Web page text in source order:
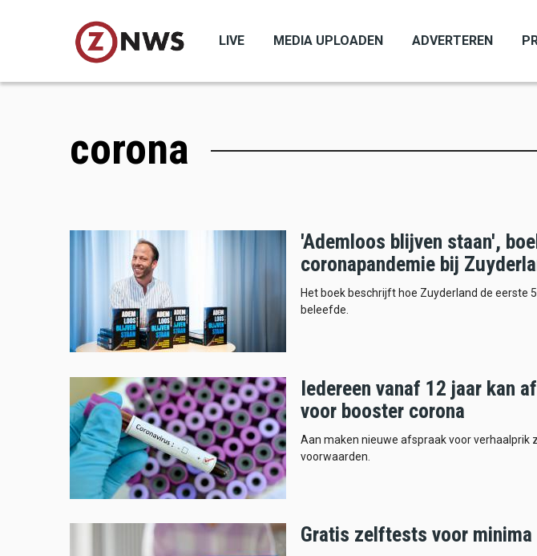
LIVE MEDIA UPLOADEN ADVERTEREN
corona
'Ademloos blijven staan',
coronapandemie bij
Het boek beschrijft hoe Zuyderland de eerste
beleefde.
Iedereen vanaf 12 jaar kan
voor booster corona
Aan maken nieuwe afspraak voor verhaalprik
voorwaarden.
Gratis zelftests voor minima